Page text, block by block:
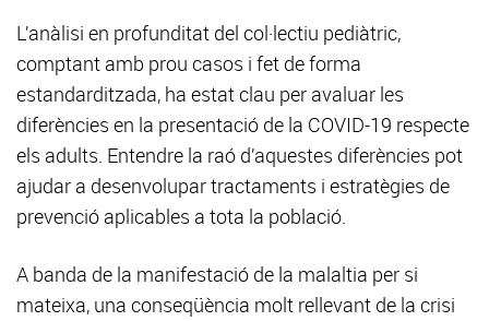
L’anàlisi en profunditat del col·lectiu pediàtric,
comptant amb prou casos i fet de forma
estandarditzada, ha estat clau per avaluar les
diferències en la presentació de la COVID-19 respecte
els adults. Entendre la raó d’aquestes diferències pot
ajudar a desenvolupar tractaments i estratègies de
prevenció aplicables a tota la població.
A banda de la manifestació de la malaltia per si
mateixa, una conseqüència molt rellevant de la crisi